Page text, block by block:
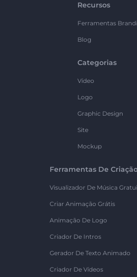
Recursos
Ferramentas
Blog
Categorias
Vídeo
Logo
Graphic Design
Site
Mockup
Ferramentas De
Visualizador De Música
Criar Animação Grátis
Animação De Logo
Criador De Intros
Gerador De Texto Animado
Criador De Vídeos